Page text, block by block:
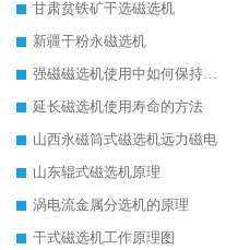
甘肃贫铁矿干选磁选机
新疆干粉永磁选机
强磁磁选机使用中如何保持其顺畅运行
延长磁选机使用寿命的方法
山西永磁筒式磁选机远力磁电
山东辊式磁选机原理
涡电流金属分选机的原理
干式磁选机工作原理图